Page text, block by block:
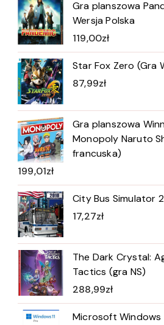
Gra planszowa
Wersja Polska
119,00zł
Star Fox Zero (Gra
87,99zł
Gra planszowa
Monopoly Naruto
francuska)
199,01zł
City Bus Simulator
17,27zł
The Dark Crystal:
Tactics (gra NS)
288,99zł
Microsoft Windows